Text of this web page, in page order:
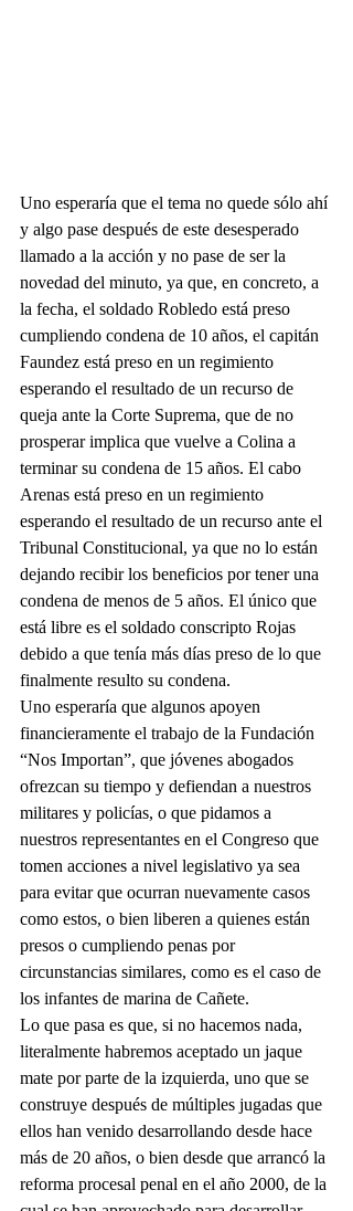
Uno esperaría que el tema no quede sólo ahí
y algo pase después de este desesperado
llamado a la acción y no pase de ser la
novedad del minuto, ya que, en concreto, a
la fecha, el soldado Robledo está preso
cumpliendo condena de 10 años, el capitán
Faundez está preso en un regimiento
esperando el resultado de un recurso de
queja ante la Corte Suprema, que de no
prosperar implica que vuelve a Colina a
terminar su condena de 15 años. El cabo
Arenas está preso en un regimiento
esperando el resultado de un recurso ante el
Tribunal Constitucional, ya que no lo están
dejando recibir los beneficios por tener una
condena de menos de 5 años. El único que
está libre es el soldado conscripto Rojas
debido a que tenía más días preso de lo que
finalmente resulto su condena.
Uno esperaría que algunos apoyen
financieramente el trabajo de la Fundación
“Nos Importan”, que jóvenes abogados
ofrezcan su tiempo y defiendan a nuestros
militares y policías, o que pidamos a
nuestros representantes en el Congreso que
tomen acciones a nivel legislativo ya sea
para evitar que ocurran nuevamente casos
como estos, o bien liberen a quienes están
presos o cumpliendo penas por
circunstancias similares, como es el caso de
los infantes de marina de Cañete.
Lo que pasa es que, si no hacemos nada,
literalmente habremos aceptado un jaque
mate por parte de la izquierda, uno que se
construye después de múltiples jugadas que
ellos han venido desarrollando desde hace
más de 20 años, o bien desde que arrancó la
reforma procesal penal en el año 2000, de la